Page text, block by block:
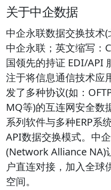
关于中企数据
中企永联数据交换技术(
中企永联；英文缩写：
国领先的持证 EDI/API
注于将信息通信技术应
发了多种协议(如：
MQ等)的互连网安全数
系列软件与多种ERP系
API数据交换模式。中
(Network Alliance NA)
户直连对接，加入全球
空间。